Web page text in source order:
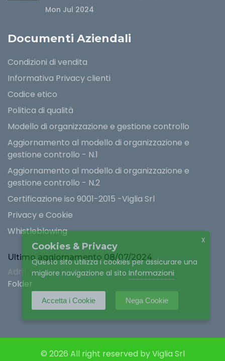
Mon Jul 2024
Documenti Aziendali
Condizioni di vendita
Informativa Privacy clienti
Codice etico
Politica di qualità
Modello di organizzazione e gestione controllo
Aggiornamento al modello di organizzazione e
gestione controllo - N.1
Aggiornamento al modello di organizzazione e
gestione controllo - N.2
Certificazione iso 9001-2015 -Viglia Srl
Privacy e Cookie
Whistleblowing
Ultimo aggiornamento 08/07/2024
Adm
Folder
© 2026 All right reserved by Viglia Srl
X
Cookies & Privacy
Questo sito utilizza i cookies per assicurare una
migliore navigazione al sito Informazioni
Accetta i Cookie Nega Cookie